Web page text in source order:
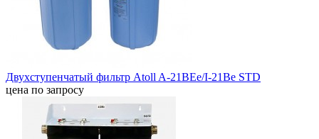
Двухступенчатый фильтр Atoll A-21BEe/I-21Be STD
цена по запросу